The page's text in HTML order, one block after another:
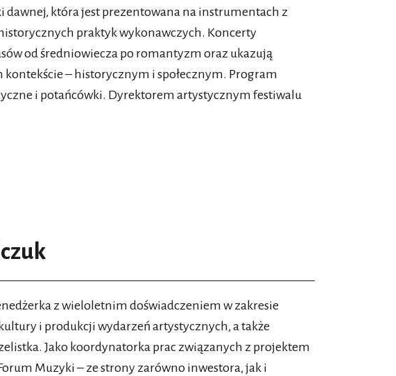
która jest pre­zentowana na instrumentach z
praktyk wykonawczych. Koncerty
od średniowiecza po romantyzm oraz ukazują
kontekście – historycz­nym i społecznym. Program
i potańcówki. Dyrektorem artystycznym festiwalu
z wieloletnim doświadczeniem w zakresie
i produkcji wydarzeń artystycznych, a także
Jako koordynatorka prac związanych z projektem
Muzyki – ze strony zarówno inwestora, jak i